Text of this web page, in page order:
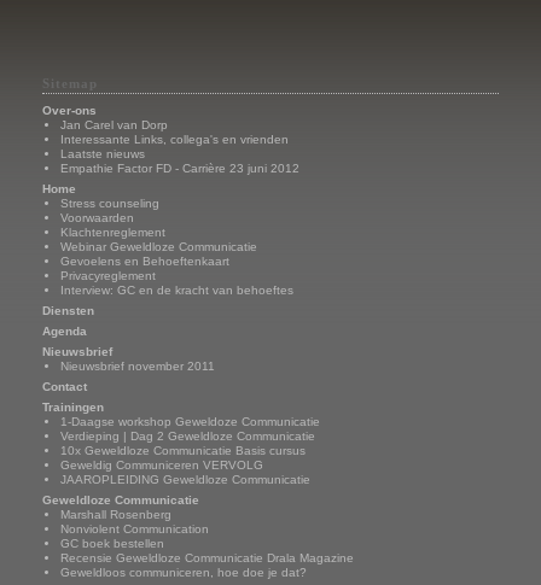
Sitemap
Over-ons
Jan Carel van Dorp
Interessante Links, collega's en vrienden
Laatste nieuws
Empathie Factor FD - Carrière 23 juni 2012
Home
Stress counseling
Voorwaarden
Klachtenreglement
Webinar Geweldloze Communicatie
Gevoelens en Behoeftenkaart
Privacyreglement
Interview: GC en de kracht van behoeftes
Diensten
Agenda
Nieuwsbrief
Nieuwsbrief november 2011
Contact
Trainingen
1-Daagse workshop Geweldoze Communicatie
Verdieping | Dag 2 Geweldloze Communicatie
10x Geweldloze Communicatie Basis cursus
Geweldig Communiceren VERVOLG
JAAROPLEIDING Geweldloze Communicatie
Geweldloze Communicatie
Marshall Rosenberg
Nonviolent Communication
GC boek bestellen
Recensie Geweldloze Communicatie Drala Magazine
Geweldloos communiceren, hoe doe je dat?